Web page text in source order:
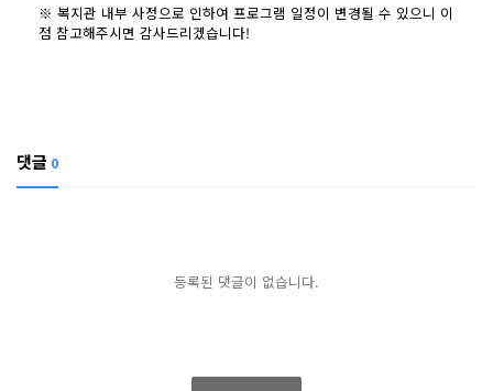
※ 복지관 내부 사정으로 인하여 프로그램 일정이 변경될 수 있으니 이
점 참고해주시면 감사드리겠습니다!
댓글 0
등록된 댓글이 없습니다.